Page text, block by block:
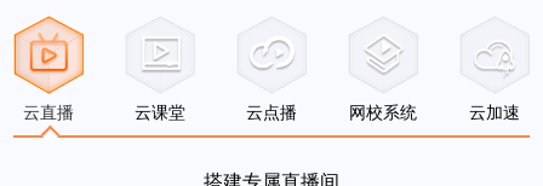
云直播 云课堂 云点播 网校系统 云加速
搭建专属直播间